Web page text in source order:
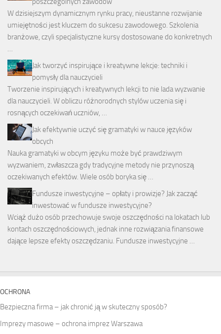
W dzisiejszym dynamicznym rynku pracy, nieustanne rozwijanie
umiejętności jest kluczem do sukcesu zawodowego. Szkolenia
branżowe, czyli specjalistyczne kursy dostosowane do konkretnych
…
Jak tworzyć inspirujące i kreatywne lekcje: techniki i
pomysły dla nauczycieli
Tworzenie inspirujących i kreatywnych lekcji to nie lada wyzwanie
dla nauczycieli. W obliczu różnorodnych stylów uczenia się i
rosnących oczekiwań uczniów, …
Jak efektywnie uczyć się gramatyki w nauce języków
obcych
Nauka gramatyki w obcym języku może być prawdziwym
wyzwaniem, zwłaszcza gdy tradycyjne metody nie przynoszą
oczekiwanych efektów. Wiele osób boryka się …
Fundusze inwestycyjne – opłaty i prowizje? Jak zacząć
inwestować w fundusze inwestycyjne?
Wciąż dużo osób przechowuje swoje oszczędności na lokatach lub
kontach oszczędnościowych, jednak inne rozwiązania finansowe
dające lepsze efekty oszczędzaniu. Fundusze inwestycyjne …
OCHRONA
Bezpieczna firma – jak chronić ją w skuteczny sposób?
Imprezy masowe – ochrona imprez Warszawa